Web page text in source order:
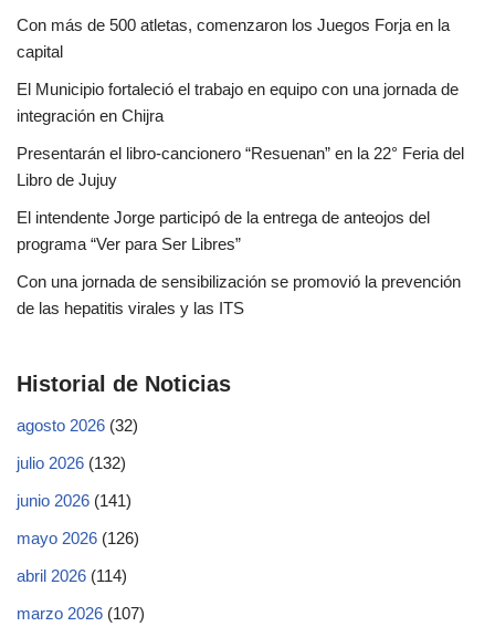
Con más de 500 atletas, comenzaron los Juegos Forja en la
capital
El Municipio fortaleció el trabajo en equipo con una jornada de
integración en Chijra
Presentarán el libro-cancionero “Resuenan” en la 22° Feria del
Libro de Jujuy
El intendente Jorge participó de la entrega de anteojos del
programa “Ver para Ser Libres”
Con una jornada de sensibilización se promovió la prevención
de las hepatitis virales y las ITS
Historial de Noticias
agosto 2026 (32)
julio 2026 (132)
junio 2026 (141)
mayo 2026 (126)
abril 2026 (114)
marzo 2026 (107)